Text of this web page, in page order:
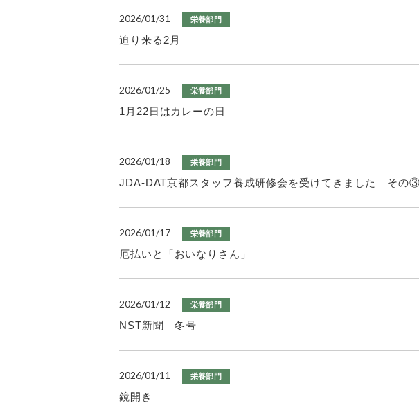
2026/01/31 栄養部門
迫り来る2月
2026/01/25 栄養部門
1月22日はカレーの日
2026/01/18 栄養部門
JDA-DAT京都スタッフ養成研修会を受けてきました その③
2026/01/17 栄養部門
厄払いと「おいなりさん」
2026/01/12 栄養部門
NST新聞 冬号
2026/01/11 栄養部門
鏡開き